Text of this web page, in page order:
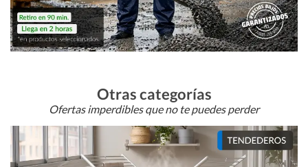
Otras categorías
Ofertas imperdibles que no te puedes perder